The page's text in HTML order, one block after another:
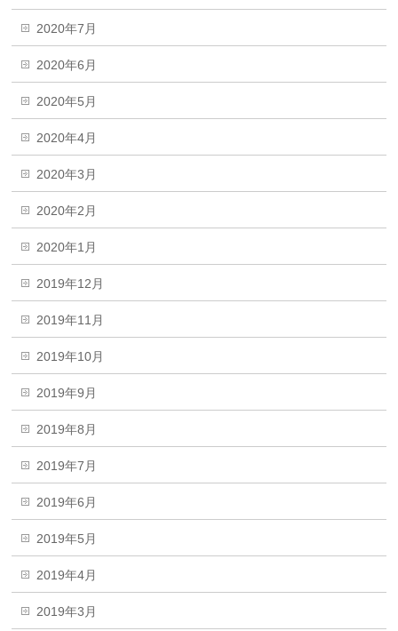
2020年7月
2020年6月
2020年5月
2020年4月
2020年3月
2020年2月
2020年1月
2019年12月
2019年11月
2019年10月
2019年9月
2019年8月
2019年7月
2019年6月
2019年5月
2019年4月
2019年3月